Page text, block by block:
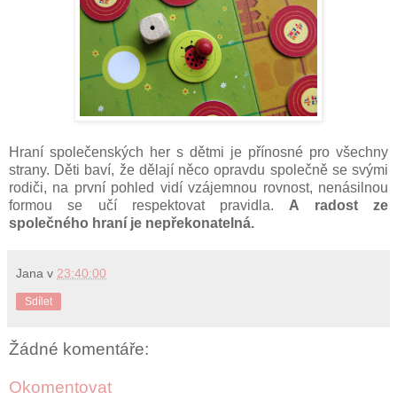
Hraní společenských her s dětmi je přínosné pro všechny
strany. Děti baví, že dělají něco opravdu společně se svými
rodiči, na první pohled vidí vzájemnou rovnost, nenásilnou
formou se učí respektovat pravidla. A radost ze
společného hraní je nepřekonatelná.
Jana v 23:40:00
Sdílet
Žádné komentáře:
Okomentovat